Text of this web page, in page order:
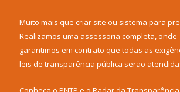
Muito mais que criar site ou sistema para
Realizamos uma assessoria completa, onde
garantimos em contrato que todas as
leis de transparência pública serão